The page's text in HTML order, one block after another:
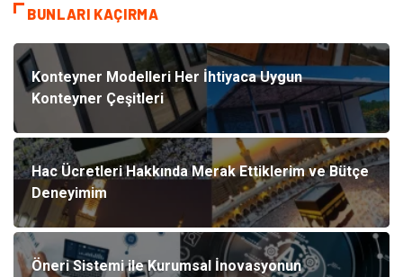
BUNLARI KAÇIRMA
Konteyner Modelleri Her İhtiyaca Uygun
Konteyner Çeşitleri
Hac Ücretleri Hakkında Merak Ettiklerim ve Bütçe
Deneyimim
Öneri Sistemi ile Kurumsal İnovasyonun